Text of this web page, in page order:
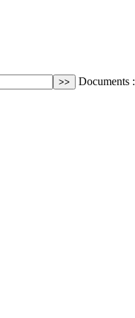
Documents :